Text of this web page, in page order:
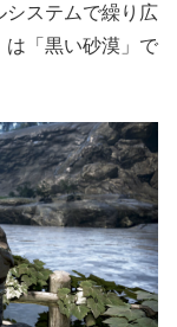
システムで繰り広
は「黒い砂漠」で